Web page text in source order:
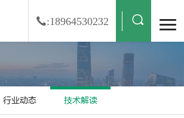
:18964530232
行业动态 技术解读